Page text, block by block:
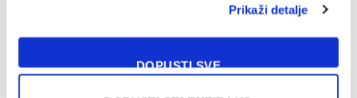
Prikaži detalje
DOPUSTI SVE